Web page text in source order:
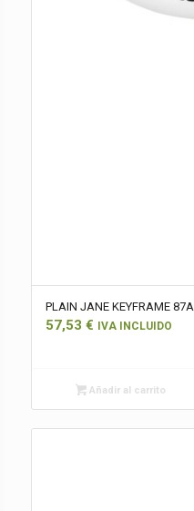
PLAIN JANE KEYFRAME 87A
57,53 € IVA INCLUIDO
Añadir al carrito